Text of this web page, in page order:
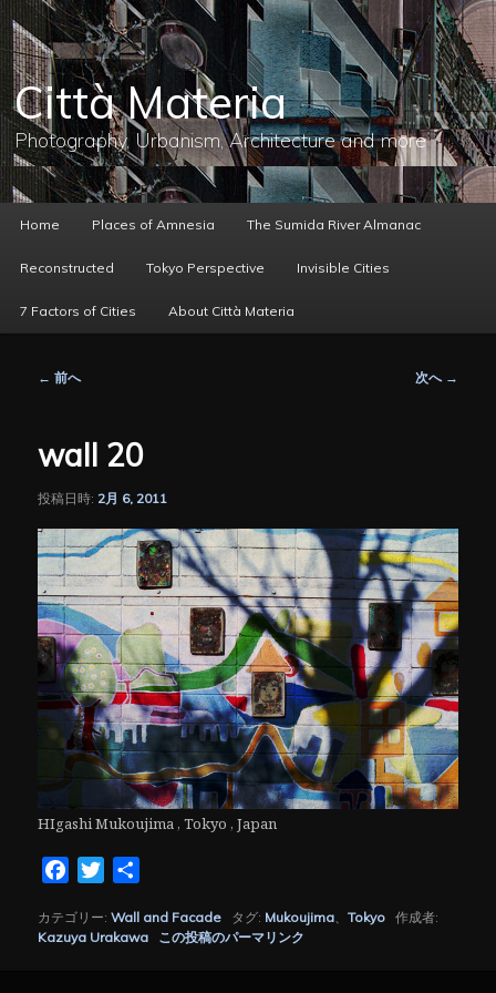
メ
イ
ン
コ
ン
テ
ン
へ
移
動
Città Materia
Photography, Urbanism, Architecture and more
ー
Home Places of Amnesia The Sumida River Almanac
Reconstructed Tokyo Perspective Invisible Cities
7 Factors of Cities About Città Materia
ゲ
シ
ン
← 前へ 次へ →
wall 20
投稿日時: 2月 6, 2011
HIgashi Mukoujima , Tokyo , Japan
FacebookTwitter
カテゴリー:Wall and Facade タグ: Mukoujima、Tokyo 作成者:
Kazuya Urakawa
この投稿のパーマリンク